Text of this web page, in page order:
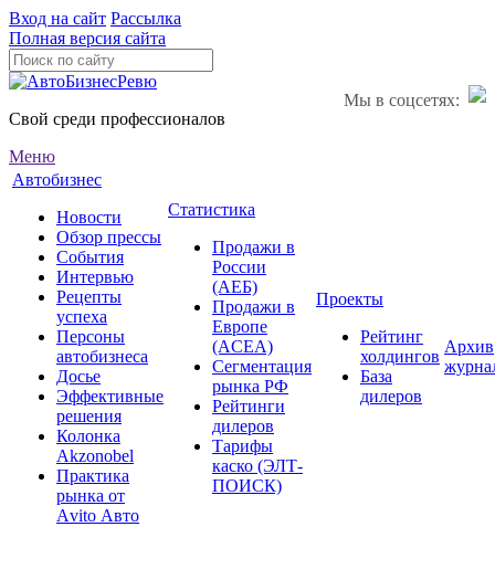
Вход на сайт Рассылка
Полная версия сайта
Мы в соцсетях:
Свой среди профессионалов
Меню
Автобизнес
Новости
Обзор прессы
События
Интервью
Рецепты
успеха
Персоны
автобизнеса
Досье
Эффективные
решения
Колонка
Akzonobel
Практика
рынка от
Аvito Авто
Статистика
Продажи в
России
(АЕБ)
Продажи в
Европе
(ACEA)
Сегментация
рынка РФ
Рейтинги
дилеров
Тарифы
каско (ЭЛТ-
ПОИСК)
Проекты
Рейтинг
холдингов
База
дилеров
Архив